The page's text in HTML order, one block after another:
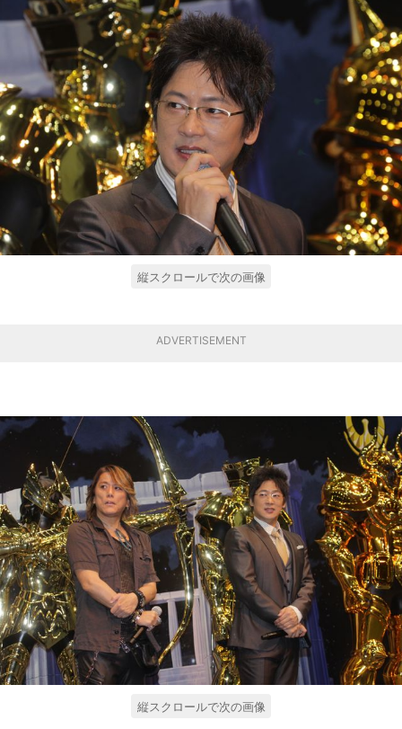
縦スクロールで次の画像
ADVERTISEMENT
縦スクロールで次の画像